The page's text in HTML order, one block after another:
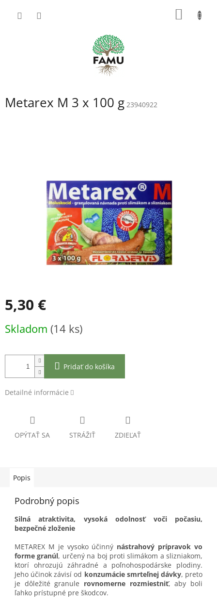
Metarex M 3 x 100 g 23940922
5,30 €
cena:
Skladom (14 ks)
Pridať do košíka
Detailné informácie
OPÝTAŤ SA STRÁŽIŤ ZDIEĽAŤ
Popis
Podrobný popis
Silná atraktivita, vysoká odolnosť voči počasiu,
bezpečné zloženie
METAREX M je vysoko účinný nástrahový prípravok vo
forme granúl, určený na boj proti slimákom a slizniakom,
ktorí ohrozujú záhradné a poľnohospodárske plodiny.
Jeho účinok závisí od konzumácie smrteľnej dávky, preto
je dôležité granule rovnomerne rozmiestniť, aby boli
ľahko prístupné pre škodcov.